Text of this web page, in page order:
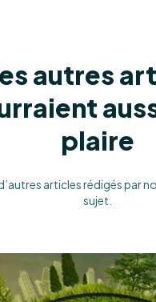
autres
plaire
articles rédigés par
sujet.